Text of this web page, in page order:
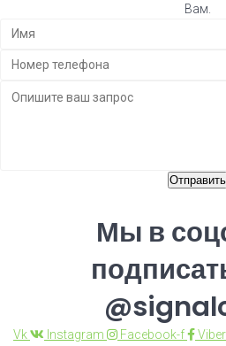
Вам.
Отправить
Мы в
Vk Instagram Facebook-f Viber